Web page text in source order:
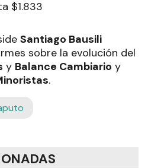
$1.833
Santiago Bausili
sobre la evolución del
y Balance Cambiario y
.